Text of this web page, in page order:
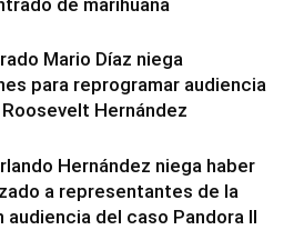
de marihuana
Mario Díaz niega
para reprogramar audiencia
Hernández
Hernández niega haber
a representantes de la
audiencia del caso Pandora II